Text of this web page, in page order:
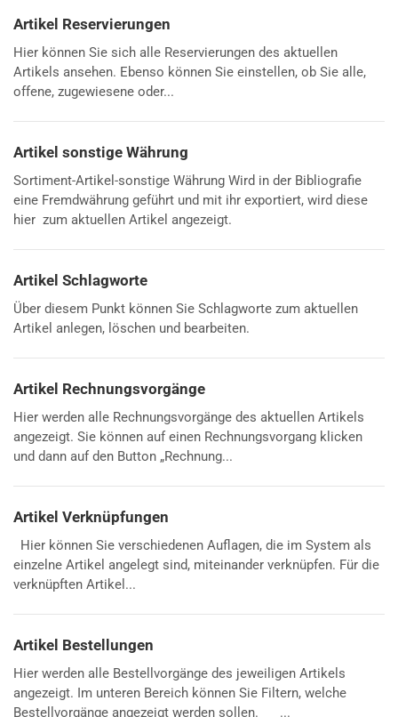
Artikel Reservierungen
Hier können Sie sich alle Reservierungen des aktuellen
Artikels ansehen. Ebenso können Sie einstellen, ob Sie alle,
offene, zugewiesene oder...
Artikel sonstige Währung
Sortiment-Artikel-sonstige Währung Wird in der Bibliografie
eine Fremdwährung geführt und mit ihr exportiert, wird diese
hier zum aktuellen Artikel angezeigt.
Artikel Schlagworte
Über diesem Punkt können Sie Schlagworte zum aktuellen
Artikel anlegen, löschen und bearbeiten.
Artikel Rechnungsvorgänge
Hier werden alle Rechnungsvorgänge des aktuellen Artikels
angezeigt. Sie können auf einen Rechnungsvorgang klicken
und dann auf den Button „Rechnung...
Artikel Verknüpfungen
Hier können Sie verschiedenen Auflagen, die im System als
einzelne Artikel angelegt sind, miteinander verknüpfen. Für die
verknüpften Artikel...
Artikel Bestellungen
Hier werden alle Bestellvorgänge des jeweiligen Artikels
angezeigt. Im unteren Bereich können Sie Filtern, welche
Bestellvorgänge angezeigt werden sollen. ...